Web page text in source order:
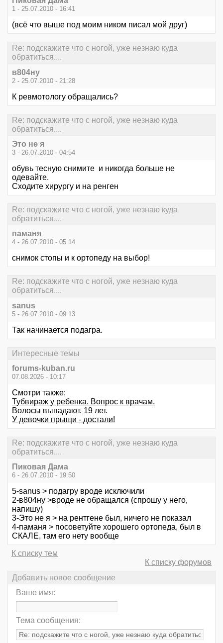
1 - 25.07.2010 - 16:41
(всё что выше под моим ником писал мой друг)
Re: подскажите что с ногой, уже незнаю куда
обратиться....
в804ну
2 - 25.07.2010 - 21:28
К ревмотологу обращались?
Re: подскажите что с ногой, уже незнаю куда
обратиться....
Это не я
3 - 26.07.2010 - 04:54
обувь тесную снимите и никогда больше не
одевайте.
Сходите хирургу и на ренген
Re: подскажите что с ногой, уже незнаю куда
обратиться....
паманя
4 - 26.07.2010 - 05:14
снимок стопы и к ортопеду на выбор!
Re: подскажите что с ногой, уже незнаю куда
обратиться....
sanus
5 - 26.07.2010 - 09:13
Так начинается подагра.
Интересные темы
forums-kuban.ru
07.08.2026 - 10:17
Смотри также:
Тубвираж у ребенка. Вопрос к врачам.
Волосы выпадают. 19 лет.
У девочки прыщи - достали!
Re: подскажите что с ногой, уже незнаю куда
обратиться....
Пиковая Дама
6 - 26.07.2010 - 19:50
5-sanus > подагру вроде исключили
2-в804ну >вроде не обращался (спрошу у него,
напишу)
3-Это не я > на рентгене был, ничего не показал
4-паманя > посоветуйте хорошего ортопеда, был в
СКАЛЕ, там его нету вообще
К списку тем
К списку форумов
Добавить новое сообщение
Ваше имя:
Тема сообщения: